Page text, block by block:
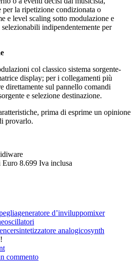
la ripetizione condizionata o
e level scaling sotto modulazione e
indipendentemente per
col classico sistema sorgente-
display; per i collegamenti più
direttamente sul pannello comandi
e selezione destinazione.
prima di esprime un opinione
provarlo.
Euro 8.699 Iva inclusa
generatore d’inviluppomixer
oscillatori
sintetizzatore analogicosynth
commento